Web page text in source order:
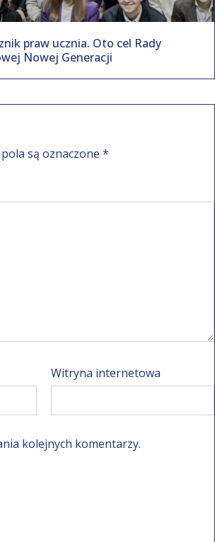
praw ucznia. Oto cel Rady
Nowej Generacji
są oznaczone *
Witryna internetowa
kolejnych komentarzy.